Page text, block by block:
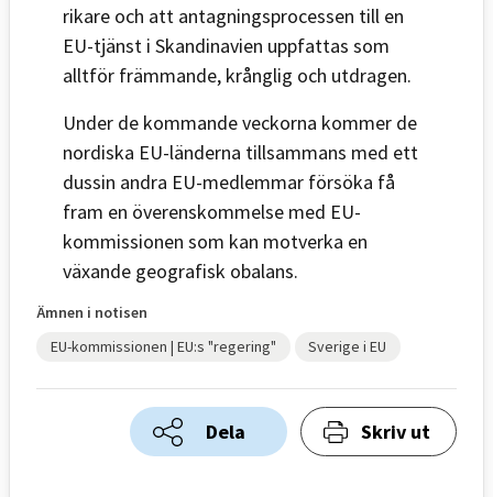
rikare och att antagningsprocessen till en
EU-tjänst i Skandinavien uppfattas som
alltför främmande, krånglig och utdragen.
Under de kommande veckorna kommer de
nordiska EU-länderna tillsammans med ett
dussin andra EU-medlemmar försöka få
fram en överenskommelse med EU-
kommissionen som kan motverka en
växande geografisk obalans.
Ämnen i notisen
EU-kommissionen | EU:s "regering"
Sverige i EU
Dela Skriv ut